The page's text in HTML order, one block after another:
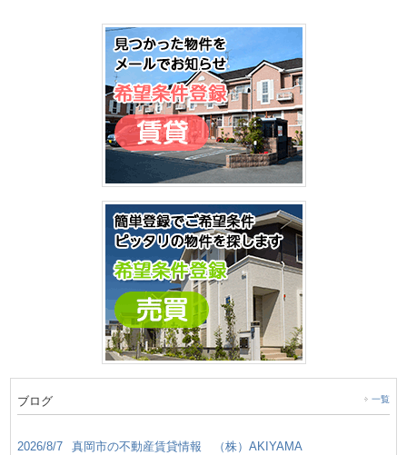
ブログ 一覧
2026/8/7 真岡市の不動産賃貸情報 （株）AKIYAMA